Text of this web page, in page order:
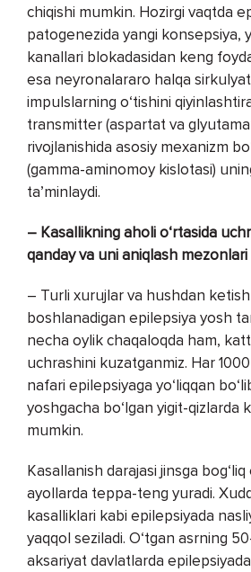
chiqishi mumkin. Hozirgi vaqtda
patogenezida yangi konsepsiya,
kanallari blokadasidan keng
esa neyronalararo halqa
impulslarning o‘tishini
transmitter (aspartat va
rivojlanishida asosiy mexanizm
(gamma-aminomoy kislotasi)
ta’minlaydi.
– Kasallikning aholi o‘rtasida
qanday va uni aniqlash
– Turli xurujlar va hushdan
boshlanadigan epilepsiya yosh
necha oylik chaqaloqda ham,
uchrashini kuzatganmiz. Har
nafari epilepsiyaga yo‘liqqan
yoshgacha bo‘lgan yigit-qizlarda
mumkin.
Kasallanish darajasi jinsga
ayollarda teppa-teng yuradi.
kasalliklari kabi epilepsiyada
yaqqol seziladi. O‘tgan asrning
aksariyat davlatlarda